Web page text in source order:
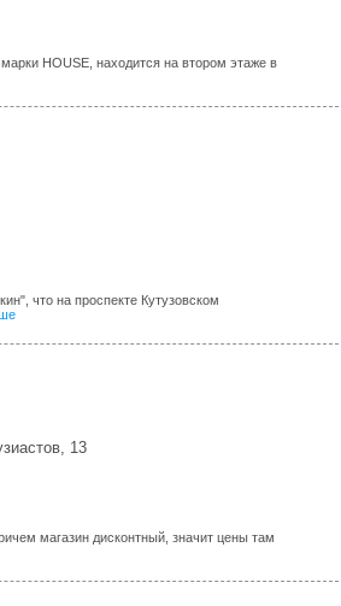
HOUSE, находится на втором этаже в
что на проспекте Кутузовском
13
магазин дисконтный, значит цены там